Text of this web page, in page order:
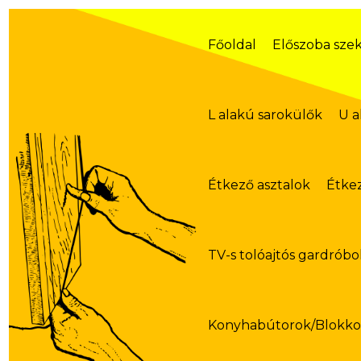
Skip
Főoldal Előszoba
L alakú sarokülők U
Étkező asztalok
TV-s tolóajtós
Konyhabútorok/